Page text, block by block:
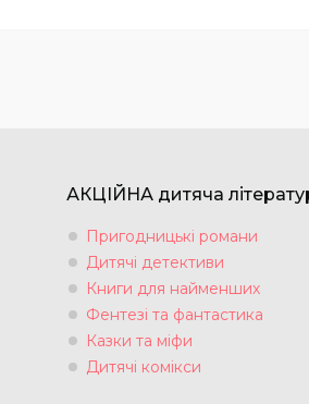
АКЦІЙНА дитяча
Пригодницькі романи
Дитячі детективи
Книги для найменших
Фентезі та фантастика
Казки та міфи
Дитячі комікси